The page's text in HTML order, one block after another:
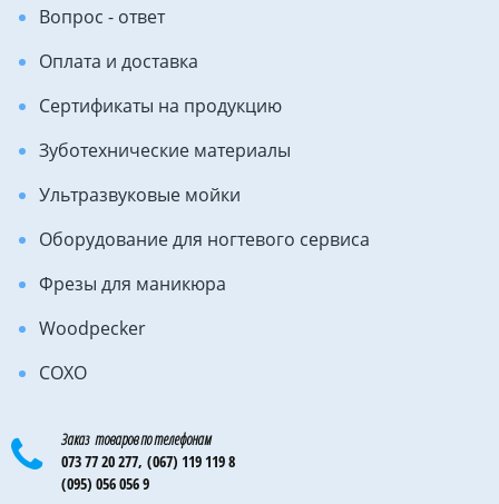
Вопрос - ответ
Оплата и доставка
Сертификаты на продукцию
Зуботехнические материалы
Ультразвуковые мойки
Оборудование для ногтевого сервиса
Фрезы для маникюра
Woodpecker
COXO
Заказ товаров по телефонам
073 77 20 277, (067) 119 119 8
(095) 056 056 9